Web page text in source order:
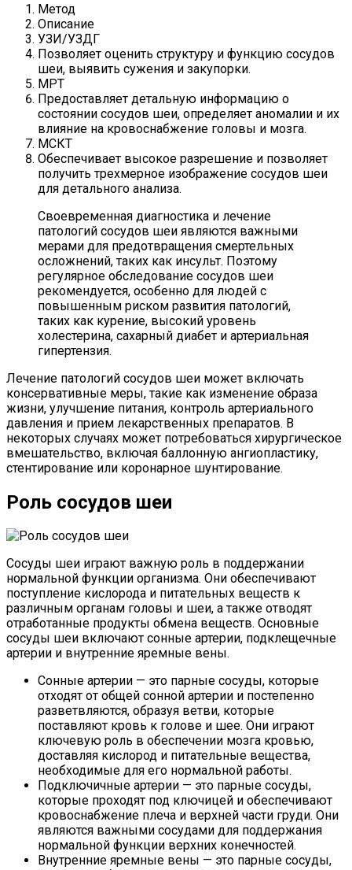
Метод
Описание
УЗИ/УЗДГ
Позволяет оценить структуру и функцию сосудов
шеи, выявить сужения и закупорки.
МРТ
Предоставляет детальную информацию о
состоянии сосудов шеи, определяет аномалии и их
влияние на кровоснабжение головы и мозга.
МСКТ
Обеспечивает высокое разрешение и позволяет
получить трехмерное изображение сосудов шеи
для детального анализа.
Своевременная диагностика и лечение
патологий сосудов шеи являются важными
мерами для предотвращения смертельных
осложнений, таких как инсульт. Поэтому
регулярное обследование сосудов шеи
рекомендуется, особенно для людей с
повышенным риском развития патологий,
таких как курение, высокий уровень
холестерина, сахарный диабет и артериальная
гипертензия.
Лечение патологий сосудов шеи может включать
консервативные меры, такие как изменение образа
жизни, улучшение питания, контроль артериального
давления и прием лекарственных препаратов. В
некоторых случаях может потребоваться хирургическое
вмешательство, включая баллонную ангиопластику,
стентирование или коронарное шунтирование.
Роль сосудов шеи
Сосуды шеи играют важную роль в поддержании
нормальной функции организма. Они обеспечивают
поступление кислорода и питательных веществ к
различным органам головы и шеи, а также отводят
отработанные продукты обмена веществ. Основные
сосуды шеи включают сонные артерии, подклещечные
артерии и внутренние яремные вены.
Сонные артерии — это парные сосуды, которые
отходят от общей сонной артерии и постепенно
разветвляются, образуя ветви, которые
поставляют кровь к голове и шее. Они играют
ключевую роль в обеспечении мозга кровью,
доставляя кислород и питательные вещества,
необходимые для его нормальной работы.
Подключичные артерии — это парные сосуды,
которые проходят под ключицей и обеспечивают
кровоснабжение плеча и верхней части груди. Они
являются важными сосудами для поддержания
нормальной функции верхних конечностей.
Внутренние яремные вены — это парные сосуды,